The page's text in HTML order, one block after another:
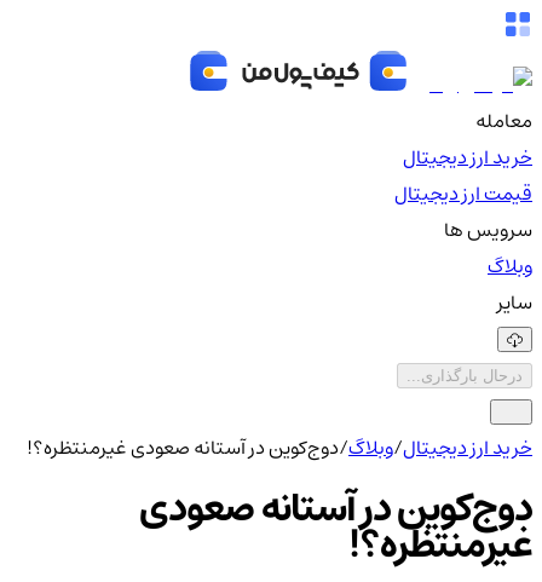
معامله
خرید ارز دیجیتال
قیمت ارز دیجیتال
سرویس ها
وبلاگ
سایر
درحال بارگذاری...
خرید ارز دیجیتال/وبلاگ/دوج‌کوین در آستانه صعودی غیرمنتظره؟!
دوج‌کوین در آستانه صعودی
غیرمنتظره؟!